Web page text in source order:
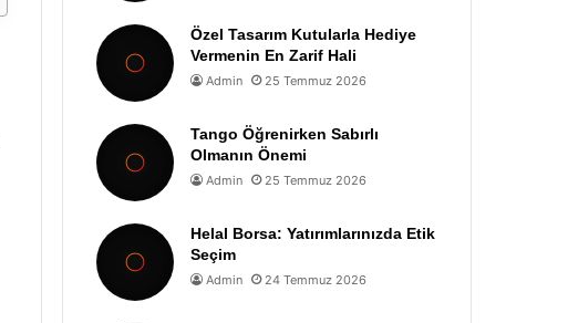
Özel Tasarım Kutularla Hediye
Vermenin En Zarif Hali
Admin 25 Temmuz 2026
Tango Öğrenirken Sabırlı
Olmanın Önemi
Admin 25 Temmuz 2026
Helal Borsa: Yatırımlarınızda Etik
Seçim
Admin 24 Temmuz 2026